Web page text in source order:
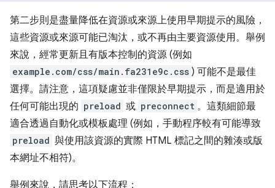
第二步則是盡量降低在資源或來源上使用早期提示的風險，
這些資源或來源可能已淘汰，或不再由主要資源使用。舉例
來說，經常更新且有版本控制的資源 (例如
example.com/css/main.fa231e9c.css ) 可能不是最佳
選擇。請注意，這項疑慮並非僅限於早期提示，而是適用於
任何可能出現的 preload 或 preconnect 。這類細節最
適合透過自動化或模板處理 (例如，手動程序較有可能導致
preload 與使用該資源的實際 HTML 標記之間的雜湊或版
本網址不相符)。
舉例來說，請思考以下流程：